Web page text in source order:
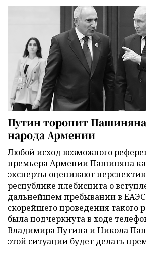
Путин торопит
народа Армении
Любой исход возможного
премьера Армении Пашиняна
эксперты оценивают
республике плебисцита о
дальнейшем пребывании в
скорейшего проведения такого
была подчеркнута в ходе
Владимира Путина и Никола
этой ситуации будет делать